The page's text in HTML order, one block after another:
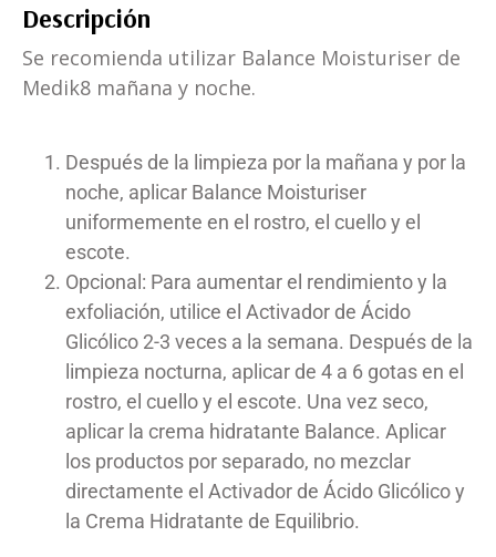
Descripción
Se recomienda utilizar Balance Moisturiser de
Medik8 mañana y noche.
Después de la limpieza por la mañana y por la
noche, aplicar Balance Moisturiser
uniformemente en el rostro, el cuello y el
escote.
Opcional: Para aumentar el rendimiento y la
exfoliación, utilice el Activador de Ácido
Glicólico 2-3 veces a la semana. Después de la
limpieza nocturna, aplicar de 4 a 6 gotas en el
rostro, el cuello y el escote. Una vez seco,
aplicar la crema hidratante Balance. Aplicar
los productos por separado, no mezclar
directamente el Activador de Ácido Glicólico y
la Crema Hidratante de Equilibrio.